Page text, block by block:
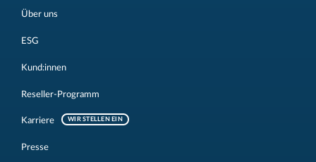
Über uns
ESG
Kund:innen
Reseller-Programm
Karriere WIR STELLEN EIN
Presse